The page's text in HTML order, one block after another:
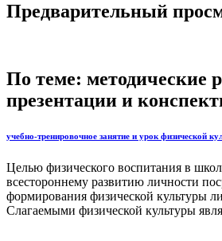
Предварительный
По теме: методические
презентации и
учебно-тренировочное занятие и урок физической
Целью физического воспитания в
всестороннему развитию личности
формирования физической культуры
Слагаемыми физической культуры